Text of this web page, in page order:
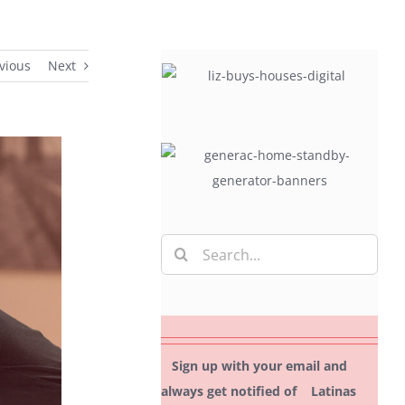
Next
Search
for:
Sign up with your email and
always get notified of Latinas